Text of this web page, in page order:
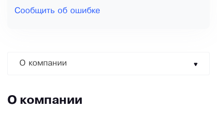
Сообщить об ошибке
О компании
О компании